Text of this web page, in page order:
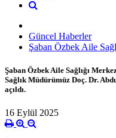
Güncel Haberler
Şaban Özbek Aile
Şaban Özbek Aile Sağlığı
Sağlık Müdürümüz Doç. Dr.
açıldı.
16 Eylül 2025